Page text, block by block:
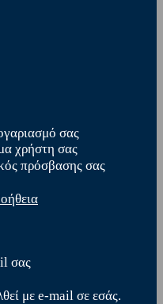
σας
χρήστη σας
πρόσβασης σας
σας
με e-mail σε εσάς.